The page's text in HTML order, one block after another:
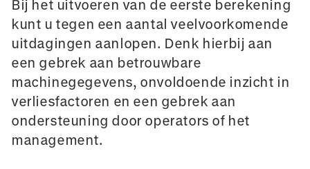
Bij het uitvoeren van de eerste berekening
kunt u tegen een aantal veelvoorkomende
uitdagingen aanlopen. Denk hierbij aan
een gebrek aan betrouwbare
machinegegevens, onvoldoende inzicht in
verliesfactoren en een gebrek aan
ondersteuning door operators of het
management.